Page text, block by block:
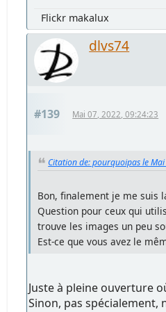
Flickr makalux
dlvs74
#139 Mai 07, 2022, 09:24:23
Citation de: pourquoipas le
Bon, finalement je me
Question pour ceux qui
trouve les images un peu
Est-ce que vous avez le
Juste à pleine ouverture
Sinon, pas spécialement,